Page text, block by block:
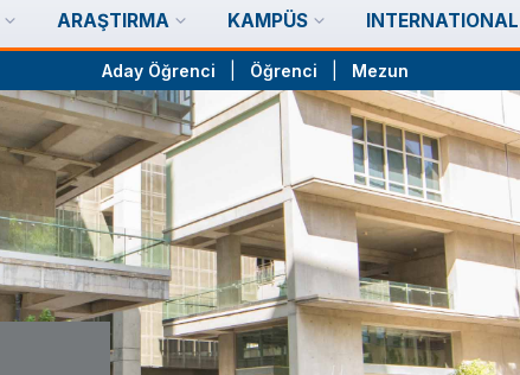
ARAŞTIRMA KAMPÜS INTERNATIONAL
Aday Öğrenci Öğrenci Mezun